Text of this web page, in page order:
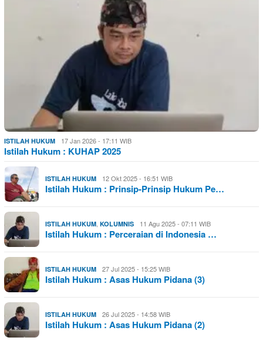
ISTILAH HUKUM 17 Jan 2026 - 17:11 WIB
Istilah Hukum : KUHAP 2025
ISTILAH HUKUM 12 Okt 2025 - 16:51 WIB
Istilah Hukum : Prinsip-Prinsip Hukum Pe…
ISTILAH HUKUM, KOLUMNIS 11 Agu 2025 - 07:11 WIB
Istilah Hukum : Perceraian di Indonesia …
ISTILAH HUKUM 27 Jul 2025 - 15:25 WIB
Istilah Hukum : Asas Hukum Pidana (3)
ISTILAH HUKUM 26 Jul 2025 - 14:58 WIB
Istilah Hukum : Asas Hukum Pidana (2)